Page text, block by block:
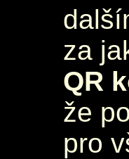
za
QR
že
pro